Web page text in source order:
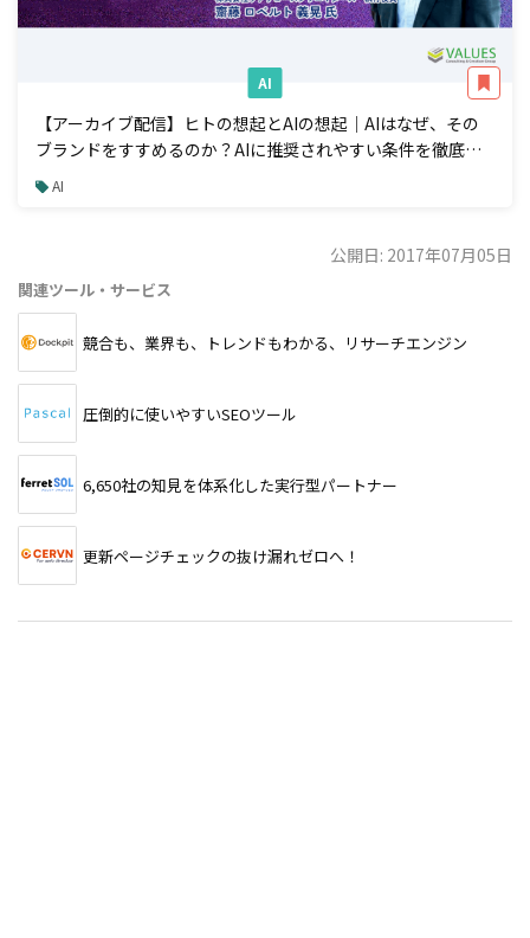
AI
【アーカイブ配信】ヒトの想起とAIの想起｜AIはなぜ、その
ブランドをすすめるのか？AIに推奨されやすい条件を徹底解
説 AI
公開日: 2017年07月05日
関連ツール・サービス
競合も、業界も、トレンドもわかる、リサーチエンジン
圧倒的に使いやすいSEOツール
6,650社の知見を体系化した実行型パートナー
更新ページチェックの抜け漏れゼロへ！